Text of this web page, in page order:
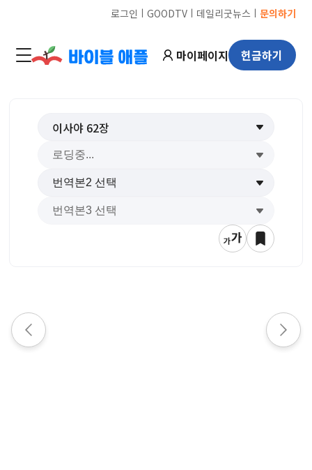
로그인 ㅣ GOODTVㅣ 데일리굿뉴스 ㅣ 문의하기
마이페이지 헌금하기
이사야 62장